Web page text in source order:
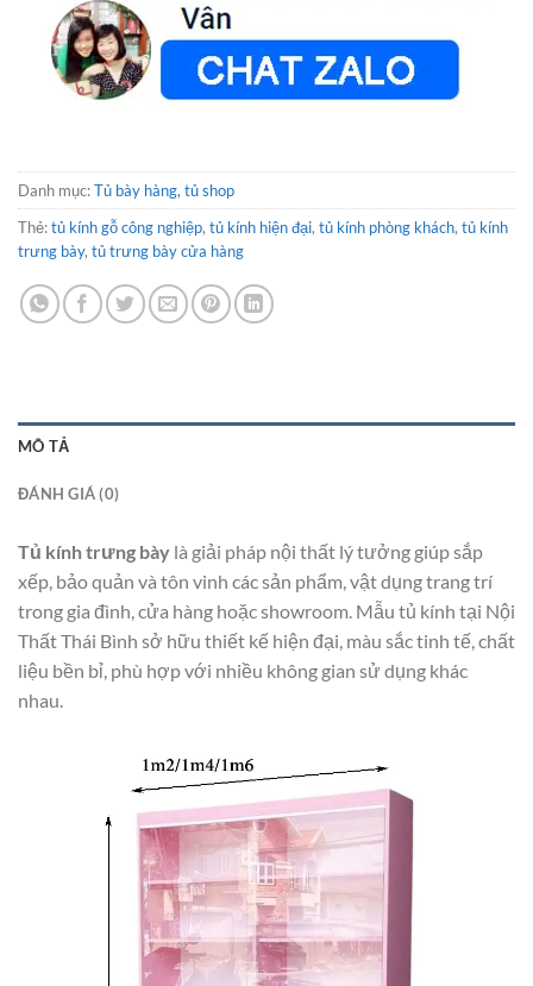
Danh mục:Tủ bày hàng, tủ shop
Thẻ:tủ kính gỗ công nghiệp, tủ kính hiện đại, tủ kính phòng khách, tủ kính
trưng bày, tủ trưng bày cửa hàng
MÔ TẢ
ĐÁNH GIÁ (0)
Tủ kính trưng bày là giải pháp nội thất lý tưởng giúp sắp
xếp, bảo quản và tôn vinh các sản phẩm, vật dụng trang trí
trong gia đình, cửa hàng hoặc showroom. Mẫu tủ kính tại Nội
Thất Thái Bình sở hữu thiết kế hiện đại, màu sắc tinh tế, chất
liệu bền bỉ, phù hợp với nhiều không gian sử dụng khác
nhau.